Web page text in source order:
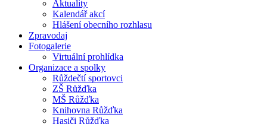
Aktuality
Kalendář akcí
Hlášení obecního rozhlasu
Zpravodaj
Fotogalerie
Virtuální prohlídka
Organizace a spolky
Růždečtí sportovci
ZŠ Růžďka
MŠ Růžďka
Knihovna Růžďka
Hasiči Růžďka